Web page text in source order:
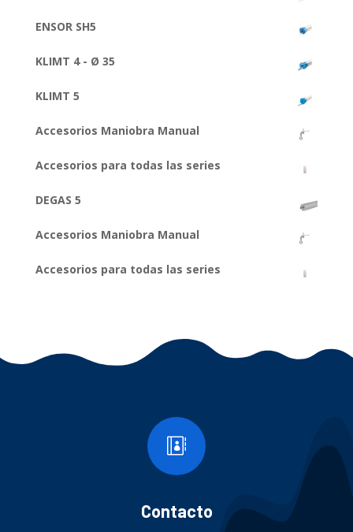
ENSOR SH5
KLIMT 4 - Ø 35
KLIMT 5
Accesorios Maniobra Manual
Accesorios para todas las series
DEGAS 5
Accesorios Maniobra Manual
Accesorios para todas las series

Contacto